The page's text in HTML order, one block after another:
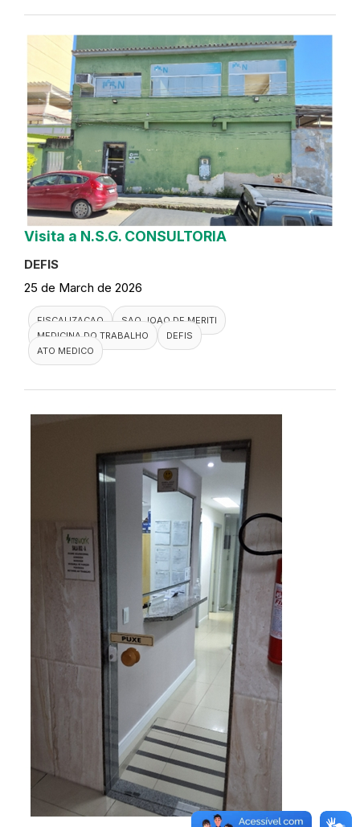
Visita a N.S.G. CONSULTORIA
DEFIS
25 de March de 2026
FISCALIZACAO
SAO JOAO DE MERITI
MEDICINA DO TRABALHO
DEFIS
ATO MEDICO